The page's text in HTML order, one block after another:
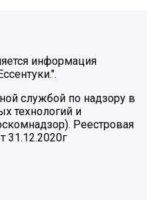
информация
службой по надзору в
технологий и
Реестровая
31.12.2020г